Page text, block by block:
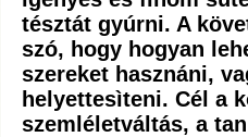
tésztát gyúrni. A
szó, hogy hogyan
szereket hasznáni,
helyettesìteni. Cél a
szemléletváltás, a